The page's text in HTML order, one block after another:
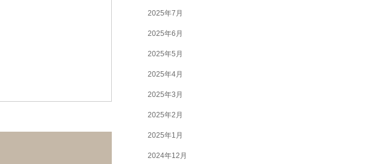
2025年7月
2025年6月
2025年5月
2025年4月
2025年3月
2025年2月
2025年1月
2024年12月